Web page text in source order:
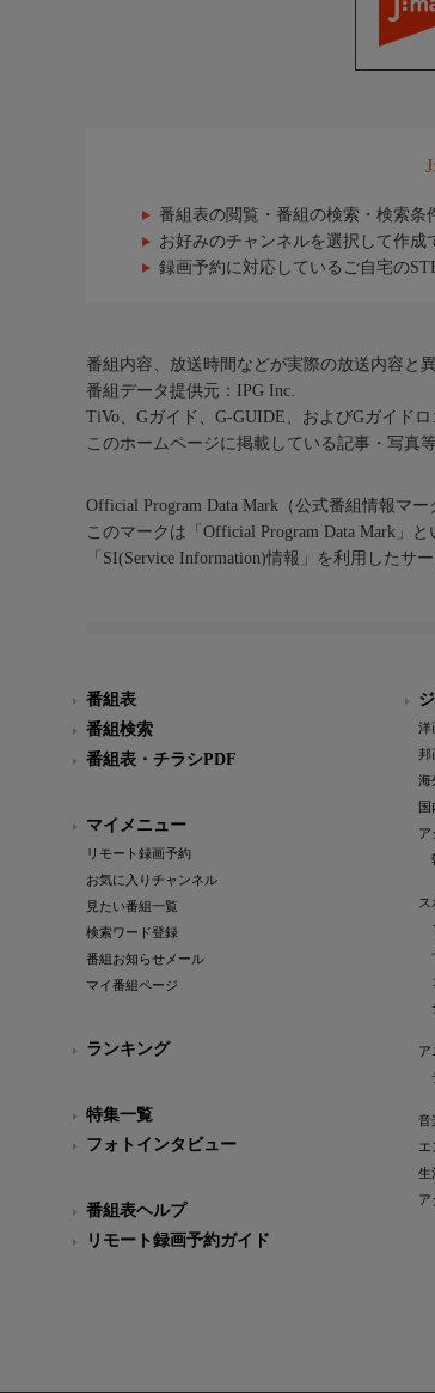
番組表の閲覧・番組の検索・検索条
お好みのチャンネルを選択して作成
録画予約に対応しているご自宅の
番組内容、放送時間などが実際の放送内容と
番組データ提供元：IPG Inc.
TiVo、Gガイド、G-GUIDE、およびGガイド
このホームページに掲載している記事・写真
Official Program Data Mark（公式番組情報マー
このマークは「Official Program Data Mark」
「SI(Service Information)情報」を利用したサ
番組表
番組検索
番組表・チラシPDF
マイメニュー
リモート録画予約
お気に入りチャンネル
見たい番組一覧
検索ワード登録
番組お知らせメール
マイ番組ページ
ランキング
特集一覧
フォトインタビュー
番組表ヘルプ
リモート録画予約ガイド
洋
邦
海
ア
ス
ア
音
エ
生
ア